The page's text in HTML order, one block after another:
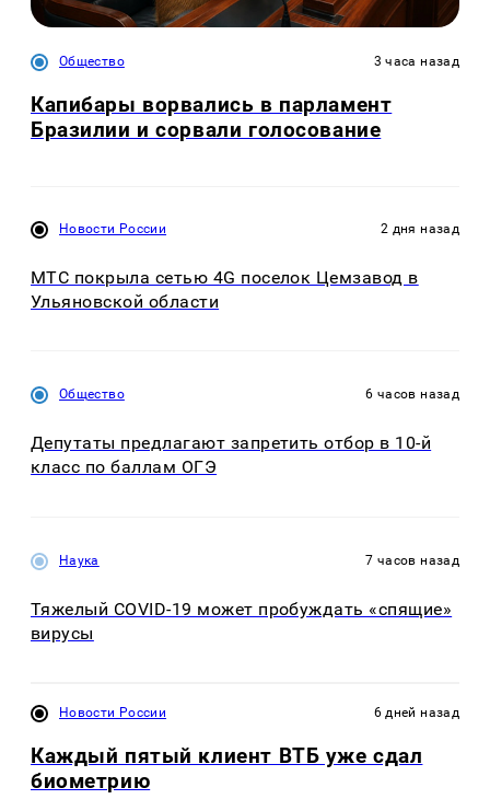
Общество 3 часа назад
Капибары ворвались в парламент
Бразилии и сорвали голосование
Новости России 2 дня назад
МТС покрыла сетью 4G поселок Цемзавод в
Ульяновской области
Общество 6 часов назад
Депутаты предлагают запретить отбор в 10-й
класс по баллам ОГЭ
Наука 7 часов назад
Тяжелый COVID-19 может пробуждать «спящие»
вирусы
Новости России 6 дней назад
Каждый пятый клиент ВТБ уже сдал
биометрию